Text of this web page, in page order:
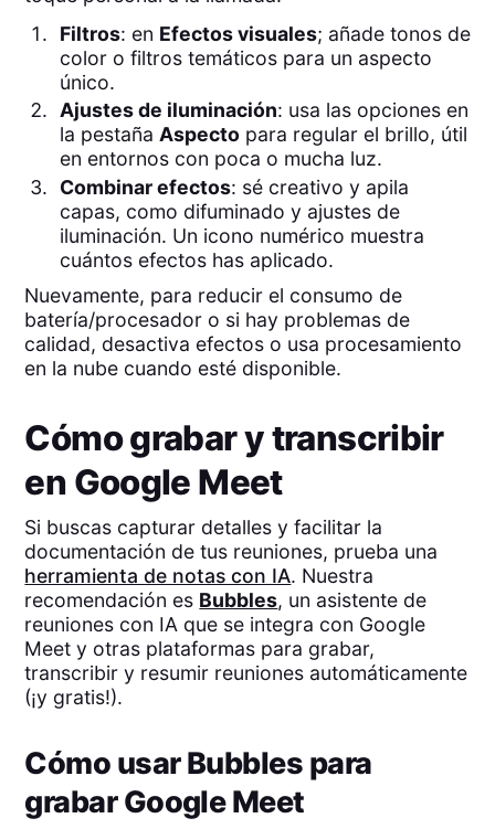
Filtros: en Efectos visuales; añade tonos de
color o filtros temáticos para un aspecto
único.
Ajustes de iluminación: usa las opciones en
la pestaña Aspectopara regular el brillo, útil
en entornos con poca o mucha luz.
Combinar efectos: sé creativo y apila
capas, como difuminado y ajustes de
iluminación. Un icono numérico muestra
cuántos efectos has aplicado.
Nuevamente, para reducir el consumo de
batería/procesador o si hay problemas de
calidad, desactiva efectos o usa procesamiento
en la nube cuando esté disponible.
Cómo grabar y transcribir
en Google Meet
Si buscas capturar detalles y facilitar la
documentación de tus reuniones, prueba una
herramienta de notas con IA. Nuestra
recomendación es Bubbles, un asistente de
reuniones con IA que se integra con Google
Meet y otras plataformas para grabar,
transcribir y resumir reuniones automáticamente
(¡y gratis!).
Cómo usar Bubbles para
grabar Google Meet